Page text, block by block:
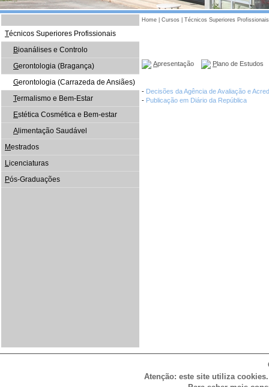
Técnicos Superiores Profissionais
Bioanálises e Controlo
Gerontologia (Bragança)
Gerontologia (Carrazeda de Ansiães)
Termalismo e Bem-Estar
Estética Cosmética e Bem-estar
A limentação Saudável
Mestrados
Licenciaturas
Pós-Graduações
Home Cursos Técnicos Superiores Profissionais
Apresentação Plano de Estudos
- Decisões da Agência de Avaliação e
- Publicação em Diário da República
Atenção: este site utiliza